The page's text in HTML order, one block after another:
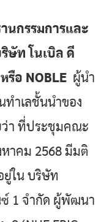
นกรรมการและ
ษัท โนเบิล ดี
รือ NOBLE ผู้นำ
ำเลชั้นนำของ
ว่า ที่ประชุมคณะ
าคม 2568 มีมติ
ใน บริษัท
ซ์ 1 จำกัด ผู้พัฒนา